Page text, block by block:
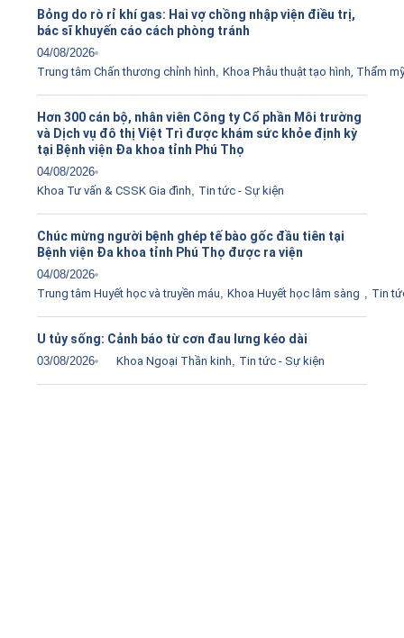
Bỏng do rò rỉ khí gas: Hai vợ chồng nhập viện điều trị,
bác sĩ khuyến cáo cách phòng tránh
04/08/2026
Trung tâm Chấn thương chỉnh hình Khoa Phẫu thuật tạo hình, Thẩm
Hơn 300 cán bộ, nhân viên Công ty Cổ phần Môi trường
và Dịch vụ đô thị Việt Trì được khám sức khỏe định kỳ
tại Bệnh viện Đa khoa tỉnh Phú Thọ
04/08/2026
Khoa Tư vấn & CSSK Gia đình
Tin tức - Sự kiện
Chúc mừng người bệnh ghép tế bào gốc đầu tiên tại
Bệnh viện Đa khoa tỉnh Phú Thọ được ra viện
04/08/2026
Trung tâm Huyết học và truyền máu Khoa Huyết học lâm sàng Tin
U tủy sống: Cảnh báo từ cơn đau lưng kéo dài
03/08/2026 Khoa Ngoại Thần kinh Tin tức - Sự kiện